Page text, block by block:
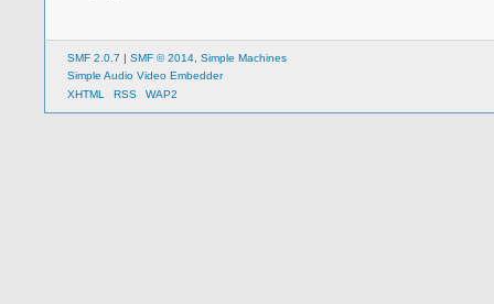
SMF 2.0.7 | SMF © 2014 Simple Machines
Simple Audio Video Embedder
XHTML
RSS WAP2